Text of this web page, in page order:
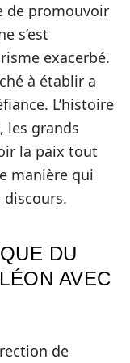
de promouvoir
s’est
exacerbé.
à établir a
L’histoire
les grands
la paix tout
manière qui
DU
AVEC
de